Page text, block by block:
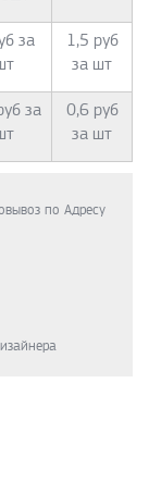
за
1,5 руб
за шт
за
0,6 руб
за шт
по Адресу